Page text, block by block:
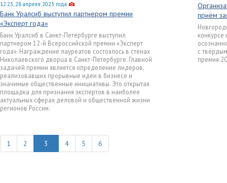
12:23, 28 апреля 2023 года
Банк Уралсиб выступил партнером премии
«Эксперт года»
Банк Уралсиб в Санкт-Петербурге выступил
партнером 12-й Всероссийской премии «Эксперт
года». Награждение лауреатов состоялось в стенах
Николаевского дворца в Санкт-Петербурге. Главной
задачей премии является определение лидеров,
реализовавших прорывные идеи в бизнесе и
значимые общественные инициативы. Это открытая
площадка для признания экспертов в наиболее
актуальных сферах деловой и общественной жизни
регионов России.
приём
конкурсе
с
премия
1 2 4 5 6